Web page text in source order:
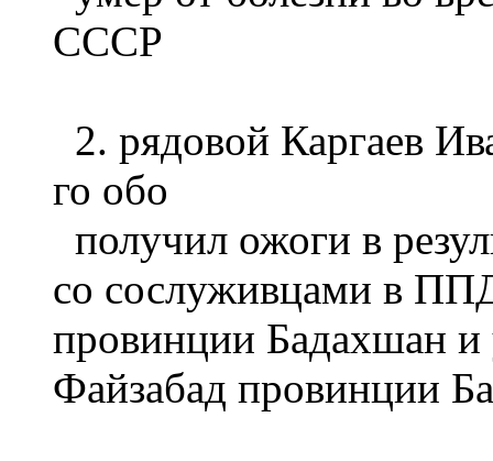
СССР
2. рядовой Каргаев
го обо
получил ожоги в
со сослуживцами в
провинции Бадахшан и
Файзабад провинции